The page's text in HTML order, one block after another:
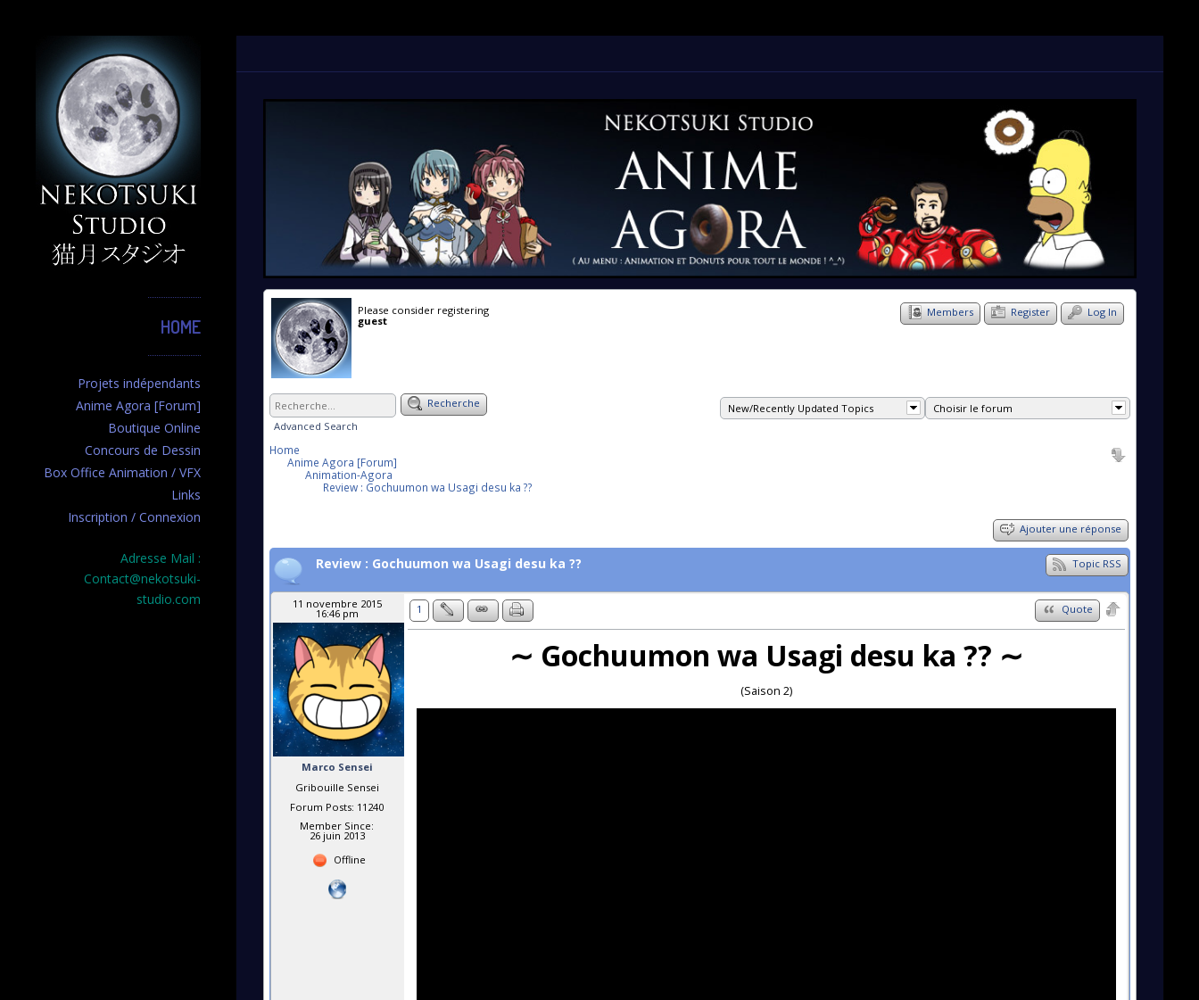
HOME
Projets indépendants
Anime Agora [Forum]
Boutique Online
Concours de Dessin
Box Office Animation / VFX
Links
Inscription / Connexion
Adresse Mail :
Contact@nekotsuki-
studio.com
Please consider registering
guest
Log In
Register
Members
Choisir le forum
New/Recently Updated Topics
Recherche
Advanced Search
Home
Anime Agora [Forum]
Animation-Agora
Review : Gochuumon wa Usagi desu ka ??
Ajouter une réponse
Topic RSS
Review : Gochuumon wa Usagi desu ka ??
11 novembre 2015
16:46 pm
Marco Sensei
Gribouille Sensei
Forum Posts: 11240
Member Since:
26 juin 2013
Offline
1 Quote
∼ Gochuumon wa Usagi desu ka ?? ∼
(Saison 2)